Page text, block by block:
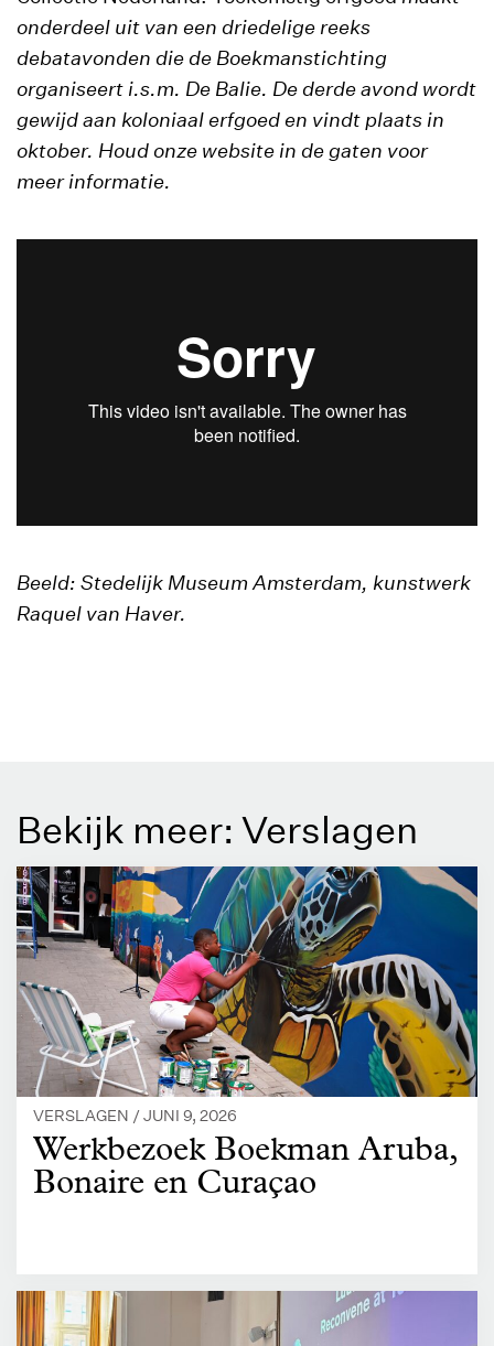
onderdeel uit van een driedelige reeks
debatavonden die de Boekmanstichting
organiseert i.s.m. De Balie. De derde avond wordt
gewijd aan koloniaal erfgoed en vindt plaats in
oktober. Houd onze website in de gaten voor
meer informatie.
Beeld: Stedelijk Museum Amsterdam, kunstwerk
Raquel van Haver.
Bekijk meer: Verslagen
VERSLAGEN /JUNI 9, 2026
Werkbezoek Boekman Aruba,
Bonaire en Curaçao